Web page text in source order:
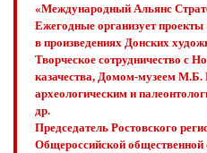
«Международный Альянс
Ежегодные организует
в произведениях Донских
Творческое сотрудничество с
казачества, Домом-музеем М.Б.
археологическим и
др.
Председатель Ростовского
Общероссийской общественной